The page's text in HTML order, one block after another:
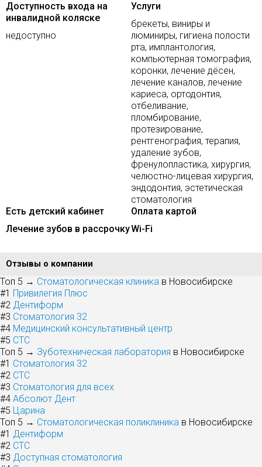
Доступность входа на
инвалидной коляске
недоступно
Услуги
брекеты, виниры и
люминиры, гигиена полости
рта, имплантология,
компьютерная томография,
коронки, лечение дёсен,
лечение каналов, лечение
кариеса, ортодонтия,
отбеливание,
пломбирование,
протезирование,
рентгенография, терапия,
удаление зубов,
френулопластика, хирургия,
челюстно-лицевая хирургия,
эндодонтия, эстетическая
стоматология
Есть детский кабинет
Оплата картой
Лечение зубов в рассрочкуWi-Fi
Отзывы о компании
Топ 5 → Стоматологическая клиника в Новосибирске
#1 Привилегия Плюс
#2 Дентиформ
#3 Стоматология 32
#4 Медицинский консультативный центр
#5 СТС
Топ 5 → Зуботехническая лаборатория в Новосибирске
#1 Стоматология 32
#2 СТС
#3 Стоматология для всех
#4 Абсолют Дент
#5 Царина
Топ 5 → Стоматологическая поликлиника в Новосибирске
#1 Дентиформ
#2 СТС
#3 Доступная стоматология